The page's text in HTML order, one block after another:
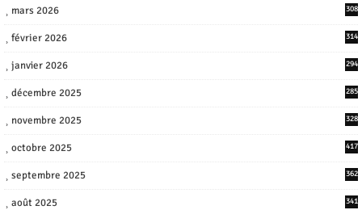
mars 2026 308
février 2026 314
janvier 2026 294
décembre 2025 285
novembre 2025 328
octobre 2025 417
septembre 2025 362
août 2025 341